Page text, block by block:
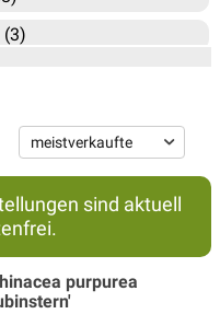
(3)
(6)
(4)
sind aktuell
purpurea